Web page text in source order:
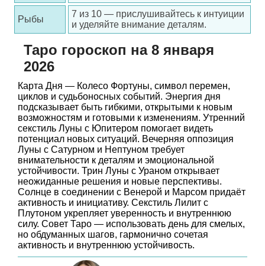
Рыбы
7 из 10 — прислушивайтесь к интуиции
и уделяйте внимание деталям.
Таро гороскоп на 8 января
2026
Карта Дня — Колесо Фортуны, символ перемен,
циклов и судьбоносных событий. Энергия дня
подсказывает быть гибкими, открытыми к новым
возможностям и готовыми к изменениям. Утренний
секстиль Луны с Юпитером помогает видеть
потенциал новых ситуаций. Вечерняя оппозиция
Луны с Сатурном и Нептуном требует
внимательности к деталям и эмоциональной
устойчивости. Трин Луны с Ураном открывает
неожиданные решения и новые перспективы.
Солнце в соединении с Венерой и Марсом придаёт
активность и инициативу. Секстиль Лилит с
Плутоном укрепляет уверенность и внутреннюю
силу. Совет Таро — использовать день для смелых,
но обдуманных шагов, гармонично сочетая
активность и внутреннюю устойчивость.